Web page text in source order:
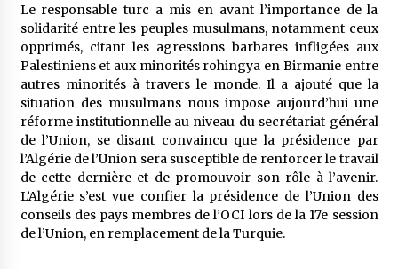
Le responsable turc a mis en avant l’importance de la
solidarité entre les peuples musulmans, notamment ceux
opprimés, citant les agressions barbares infligées aux
Palestiniens et aux minorités rohingya en Birmanie entre
autres minorités à travers le monde. Il a ajouté que la
situation des musulmans nous impose aujourd’hui une
réforme institutionnelle au niveau du secrétariat général
de l’Union, se disant convaincu que la présidence par
l’Algérie de l’Union sera susceptible de renforcer le travail
de cette dernière et de promouvoir son rôle à l’avenir.
L’Algérie s’est vue confier la présidence de l’Union des
conseils des pays membres de l’OCI lors de la 17e session
de l’Union, en remplacement de la Turquie.